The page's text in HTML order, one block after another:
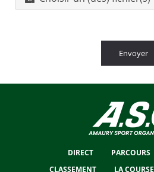
Envoyer
DIRECT PARCOURS
CLASSEMENT
LA COURSE